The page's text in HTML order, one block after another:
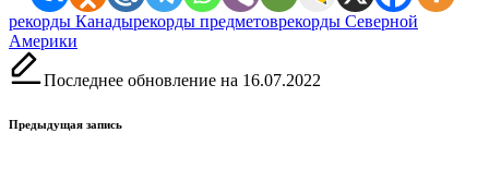
Метки:
рекорды Канадырекорды предметоврекорды Северной
Америки
Последнее обновление на 16.07.2022
Навигация
Предыдущая запись